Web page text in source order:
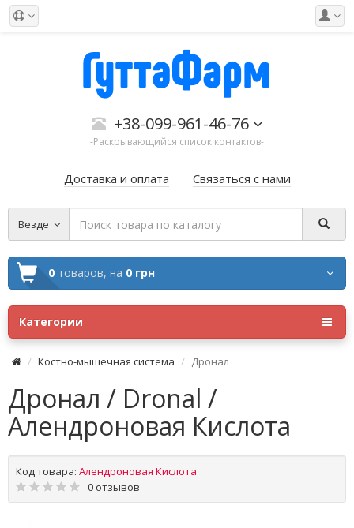
+38-099-961-46-76
-Раскрывающийся список контактов-
Доставка и оплата Связаться с нами
Везде
0 товаров, на 0 грн
Категории
Костно-мышечная система Дронал
Дронал / Dronal /
Алендроновая Кислота
Код товара: Алендроновая Кислота
0 отзывов